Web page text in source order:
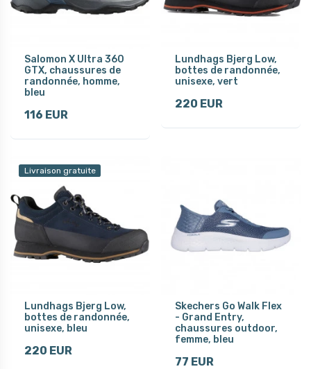
Salomon X Ultra 360
GTX, chaussures de
randonnée, homme,
bleu
116 EUR
Lundhags Bjerg Low,
bottes de randonnée,
unisexe, vert
220 EUR
Livraison gratuite
Lundhags Bjerg Low,
bottes de randonnée,
unisexe, bleu
220 EUR
Skechers Go Walk Flex
- Grand Entry,
chaussures outdoor,
femme, bleu
77 EUR